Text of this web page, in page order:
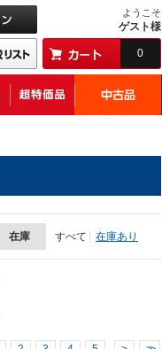
ようこそ
ゲスト様
0
在庫 すべて 在庫あり